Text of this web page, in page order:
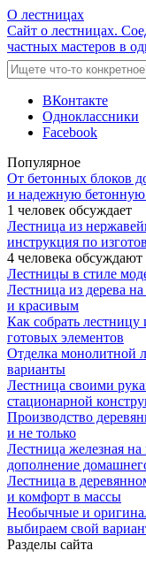
О лестницах
Сайт о лестницах.
частных мастеров в
ВКонтакте
Одноклассники
Facebook
Популярное
От бетонных блоков
и надежную
1 человек обсуждает
Лестница из
инструкция по
4 человека обсуждают
Лестницы в стиле
Лестница из дерева
и красивым
Как собрать лестницу
готовых элементов
Отделка монолитной
варианты
Лестница своими
стационарной
Производство
и не только
Лестница железная
дополнение
Лестница в
и комфорт в массы
Необычные и
выбираем свой
Разделы сайта